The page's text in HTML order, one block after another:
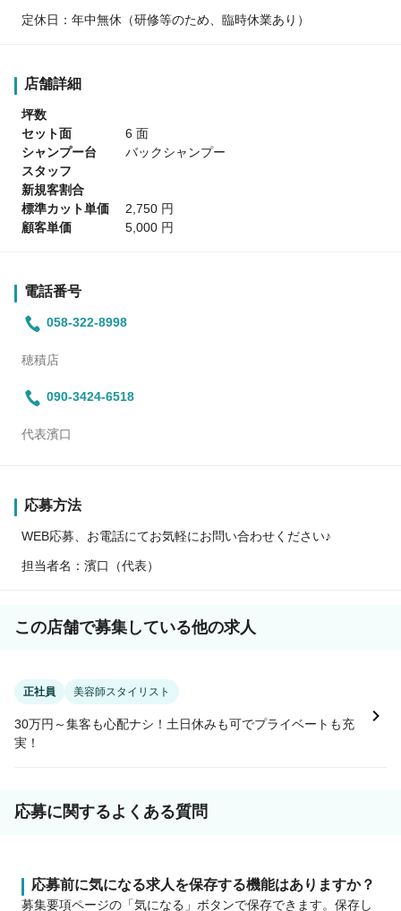
定休日：年中無休（研修等のため、臨時休業あり）
店舗詳細
坪数
セット面
6 面
シャンプー台
バックシャンプー
スタッフ
新規客割合
標準カット単価
2,750 円
顧客単価
5,000 円
電話番号
058-322-8998
穂積店
090-3424-6518
代表濱口
応募方法
WEB応募、お電話にてお気軽にお問い合わせください♪
担当者名：濱口（代表）
この店舗で募集している他の求人
正社員 美容師スタイリスト
30万円～集客も心配ナシ！土日休みも可でプライベートも充
実！
応募に関するよくある質問
応募前に気になる求人を保存する機能はありますか？
募集要項ページの「気になる」ボタンで保存できます。保存し